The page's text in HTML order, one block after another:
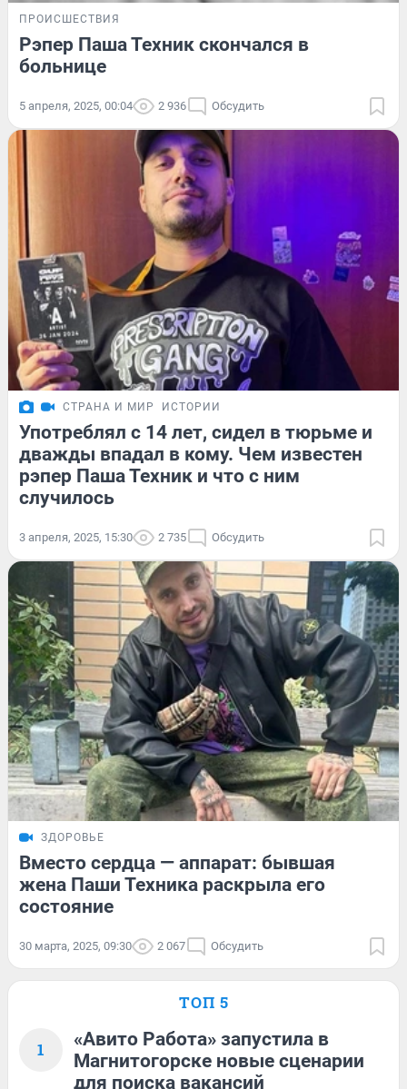
ПРОИСШЕСТВИЯ
Рэпер Паша Техник скончался в
больнице
5 апреля, 2025, 00:04 2 936 Обсудить
СТРАНА И МИР ИСТОРИИ
Употреблял с 14 лет, сидел в тюрьме и
дважды впадал в кому. Чем известен
рэпер Паша Техник и что с ним
случилось
3 апреля, 2025, 15:30 2 735 Обсудить
ЗДОРОВЬЕ
Вместо сердца — аппарат: бывшая
жена Паши Техника раскрыла его
состояние
30 марта, 2025, 09:30 2 067 Обсудить
ТОП 5
1
«Авито Работа» запустила в
Магнитогорске новые сценарии
для поиска вакансий